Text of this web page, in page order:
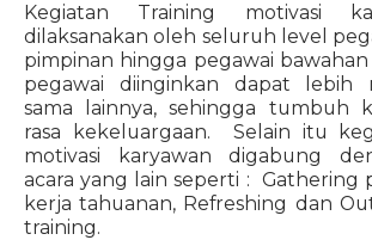
Kegiatan Training motivasi
dilaksanakan oleh seluruh level
pimpinan hingga pegawai bawahan
pegawai diinginkan dapat lebih
sama lainnya, sehingga tumbuh
rasa kekeluargaan. Selain itu
motivasi karyawan digabung
acara yang lain seperti : Gathering
kerja tahuanan, Refreshing dan
training.